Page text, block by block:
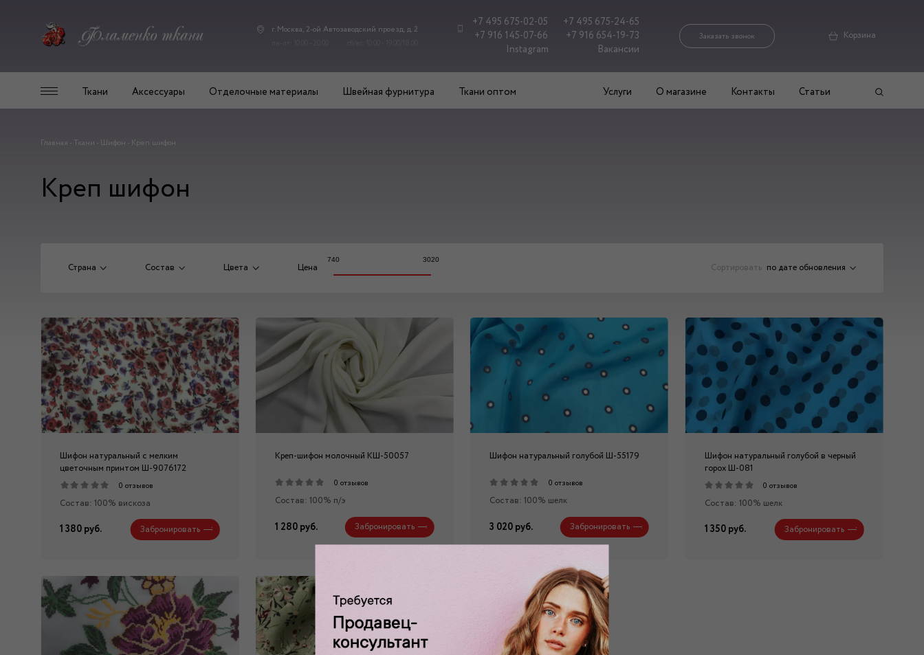
г. Москва, 2-ой Автозаводский проезд, д. 2
+7 495 675-02-05
+7 495 675-24-65
+7 916 145-07-66
+7 916 654-19-73
Instagram
Вакансии
Заказать звонок Корзина
Ткани Аксессуары Отделочные материалы Швейная фурнитура Ткани оптом Услуги О магазине Контакты Статьи
Главная - Ткани - Шифон - Креп шифон
Креп шифон
Страна Состав Цвета Цена
740 3020
Сортировать по дате обновления
Шифон натуральный с мелким
цветочным принтом Ш-9076172
0 отзывов
Состав: 100% вискоза
1 380 руб. Забронировать
Креп-шифон молочный КШ-50057
0 отзывов
Состав: 100% п/э
1 280 руб. Забронировать
Шифон натуральный голубой Ш-55179
0 отзывов
Состав: 100% шелк
3 020 руб. Забронировать
Шифон натуральный голубой в черный
горох Ш-081
0 отзывов
Состав: 100% шелк
1 350 руб. Забронировать